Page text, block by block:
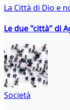
La Città di Dio e
Le due "città" di
Società